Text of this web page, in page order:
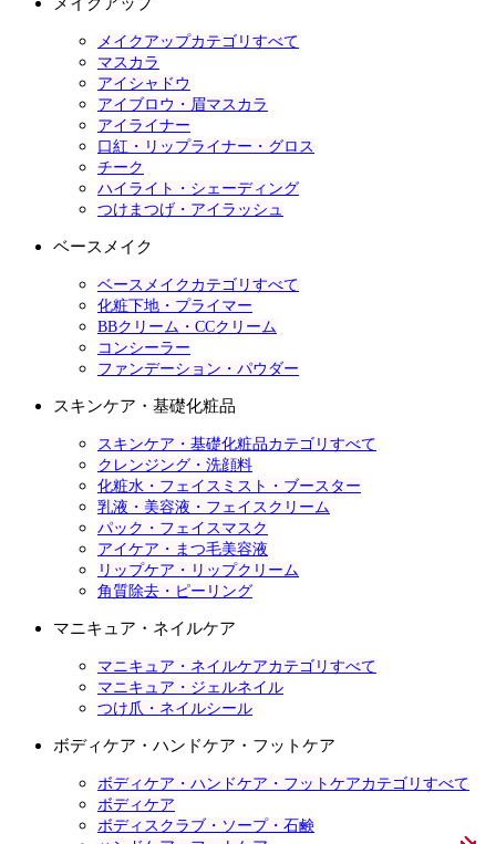
メイクアップ
メイクアップカテゴリすべて
マスカラ
アイシャドウ
アイブロウ・眉マスカラ
アイライナー
口紅・リップライナー・グロス
チーク
ハイライト・シェーディング
つけまつげ・アイラッシュ
ベースメイク
ベースメイクカテゴリすべて
化粧下地・プライマー
BBクリーム・CCクリーム
コンシーラー
ファンデーション・パウダー
スキンケア・基礎化粧品
スキンケア・基礎化粧品カテゴリすべて
クレンジング・洗顔料
化粧水・フェイスミスト・ブースター
乳液・美容液・フェイスクリーム
パック・フェイスマスク
アイケア・まつ毛美容液
リップケア・リップクリーム
角質除去・ピーリング
マニキュア・ネイルケア
マニキュア・ネイルケアカテゴリすべて
マニキュア・ジェルネイル
つけ爪・ネイルシール
ボディケア・ハンドケア・フットケア
ボディケア・ハンドケア・フットケアカテゴリすべて
ボディケア
ボディスクラブ・ソープ・石鹸